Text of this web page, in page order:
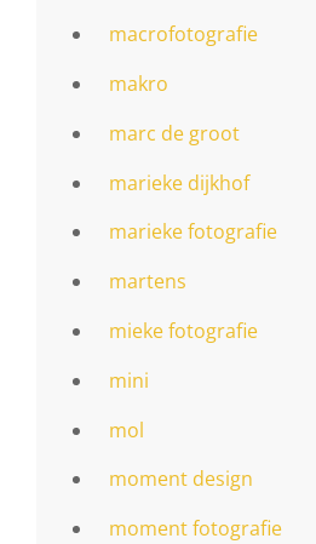
macrofotografie
makro
marc de groot
marieke dijkhof
marieke fotografie
martens
mieke fotografie
mini
mol
moment design
moment fotografie